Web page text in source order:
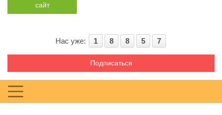
сайт
Нас уже: 1 8 8 5 7
Подписаться